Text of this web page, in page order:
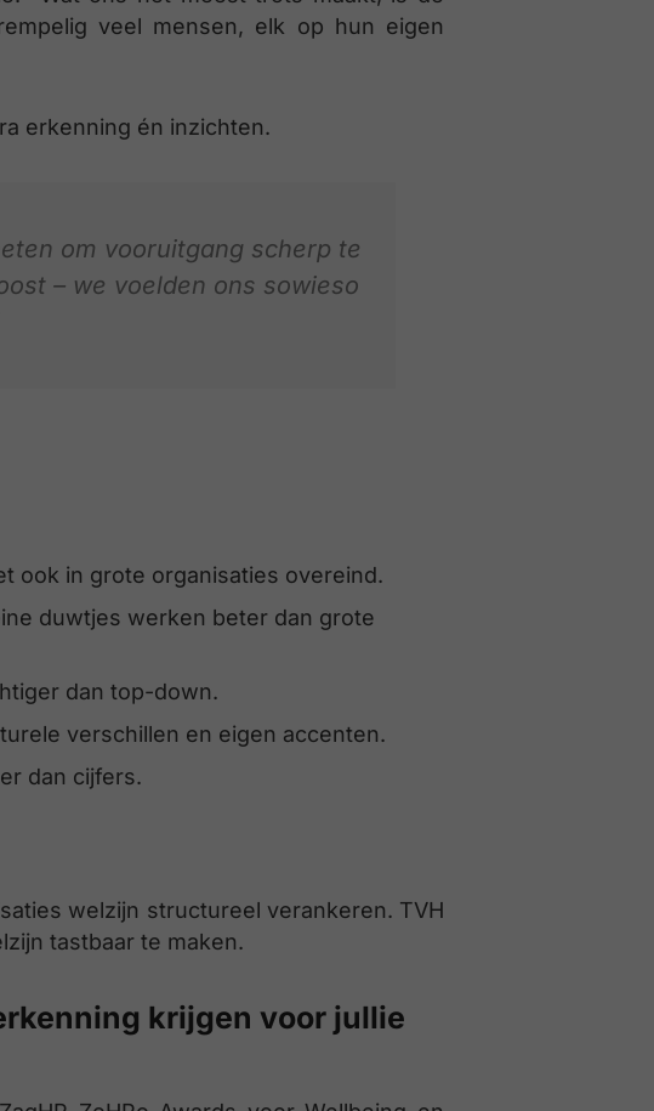
veel mensen, elk op hun eigen
erkenning én inzichten.
om vooruitgang scherp te
– we voelden ons sowieso
ook in grote organisaties overeind.
duwtjes werken beter dan grote
dan top-down.
verschillen en eigen accenten.
dan cijfers.
welzijn structureel verankeren. TVH
tastbaar te maken.
krijgen voor jullie